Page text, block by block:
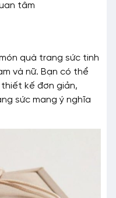
tâm
quà trang sức tinh
và nữ. Bạn có thể
kế đơn giản,
sức mang ý nghĩa